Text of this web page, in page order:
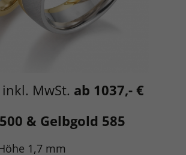
inkl. MwSt. ab 1037,- €
& Gelbgold 585
1,7 mm